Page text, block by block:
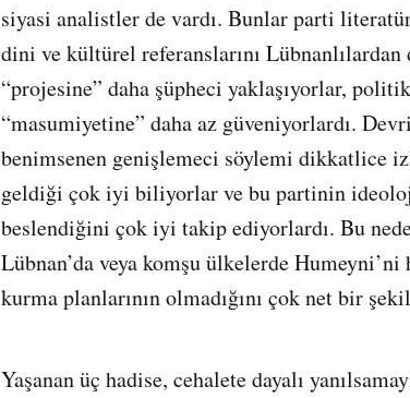
siyasi analistler de vardı. Bunlar parti
dini ve kültürel referanslarını
“projesine” daha şüpheci yaklaşıyorlar,
“masumiyetine” daha az güveniyorlardı.
benimsenen genişlemeci söylemi dikkatlice
geldiği çok iyi biliyorlar ve bu partinin
beslendiğini çok iyi takip ediyorlardı. Bu
Lübnan’da veya komşu ülkelerde
kurma planlarının olmadığını çok net bir
Yaşanan üç hadise, cehalete dayalı